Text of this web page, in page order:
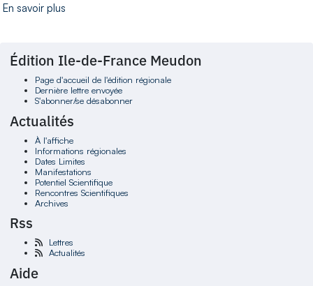
En savoir plus
Édition Ile-de-France Meudon
Page d'accueil de l'édition régionale
Dernière lettre envoyée
S'abonner/se désabonner
Actualités
À l'affiche
Informations régionales
Dates Limites
Manifestations
Potentiel Scientifique
Rencontres Scientifiques
Archives
Rss
Lettres
Actualités
Aide